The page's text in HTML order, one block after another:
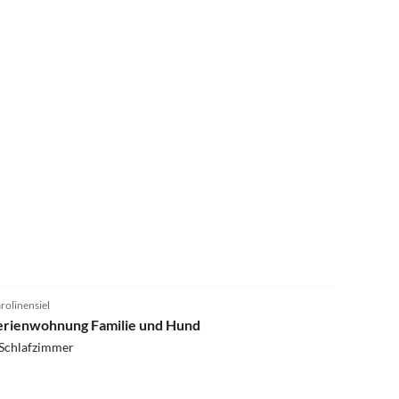
Familie und Hund